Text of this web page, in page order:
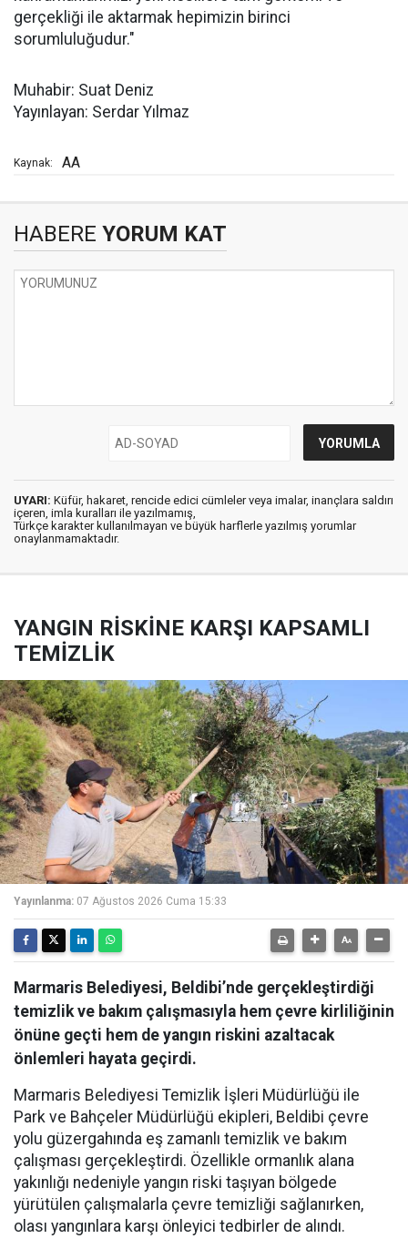
gerçekliği ile aktarmak hepimizin birinci
sorumluluğudur."
Muhabir: Suat Deniz
Yayınlayan: Serdar Yılmaz
Kaynak: AA
HABERE YORUM KAT
UYARI: Küfür, hakaret, rencide edici cümleler veya imalar, inançlara saldırı
içeren, imla kuralları ile yazılmamış,
Türkçe karakter kullanılmayan ve büyük harflerle yazılmış yorumlar
onaylanmamaktadır.
YANGIN RİSKİNE KARŞI KAPSAMLI
TEMİZLİK
Yayınlanma: 07 Ağustos 2026 Cuma 15:33
Marmaris Belediyesi, Beldibi’nde gerçekleştirdiği
temizlik ve bakım çalışmasıyla hem çevre kirliliğinin
önüne geçti hem de yangın riskini azaltacak
önlemleri hayata geçirdi.
Marmaris Belediyesi Temizlik İşleri Müdürlüğü ile
Park ve Bahçeler Müdürlüğü ekipleri, Beldibi çevre
yolu güzergahında eş zamanlı temizlik ve bakım
çalışması gerçekleştirdi. Özellikle ormanlık alana
yakınlığı nedeniyle yangın riski taşıyan bölgede
yürütülen çalışmalarla çevre temizliği sağlanırken,
olası yangınlara karşı önleyici tedbirler de alındı.